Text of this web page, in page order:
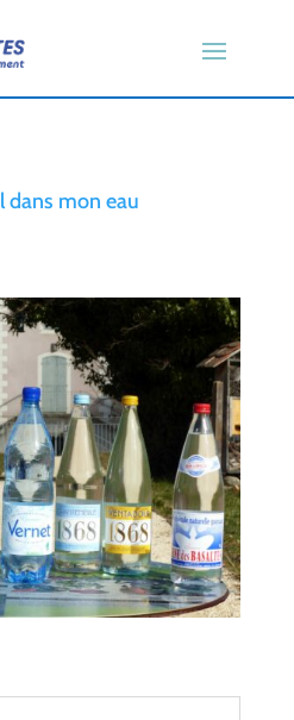
dans mon eau